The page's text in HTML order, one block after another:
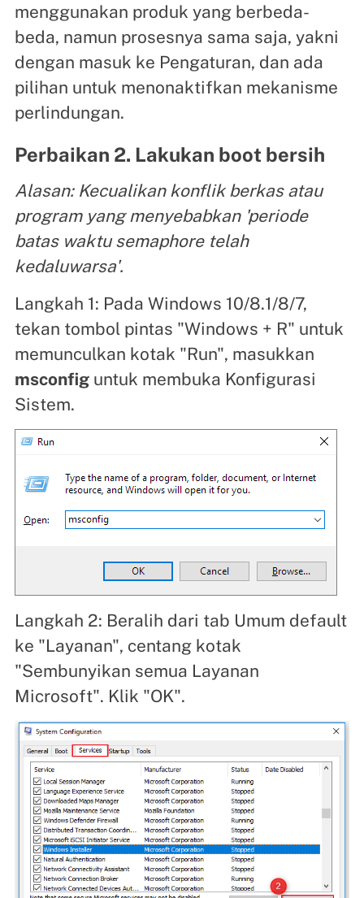
menggunakan produk yang berbeda-
beda, namun prosesnya sama saja, yakni
dengan masuk ke Pengaturan, dan ada
pilihan untuk menonaktifkan mekanisme
perlindungan.
Perbaikan 2. Lakukan boot bersih
Alasan: Kecualikan konflik berkas atau
program yang menyebabkan 'periode
batas waktu semaphore telah
kedaluwarsa'.
Langkah 1: Pada Windows 10/8.1/8/7,
tekan tombol pintas "Windows + R" untuk
memunculkan kotak "Run", masukkan
msconfiguntuk membuka Konfigurasi
Sistem.
Langkah 2: Beralih dari tab Umum default
ke "Layanan", centang kotak
"Sembunyikan semua Layanan
Microsoft". Klik "OK".